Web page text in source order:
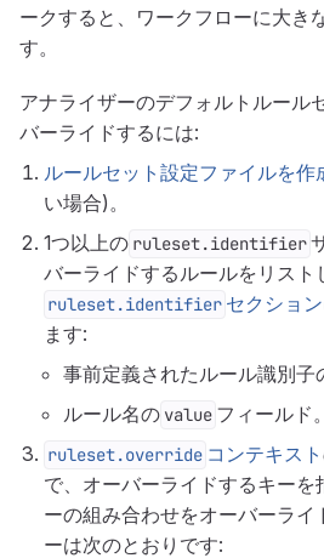
ークすると、ワークフローに大き
す。
アナライザーのデフォルトルール
バーライドするには:
ルールセット設定ファイルを作
い場合)。
1つ以上の ruleset.identifier
バーライドするルールをリスト
ruleset.identifier セクション
ます:
事前定義されたルール識別子
ルール名の value フィールド。
ruleset.override コンテキスト
で、オーバーライドするキーを
ーの組み合わせをオーバーライ
ーは次のとおりです: